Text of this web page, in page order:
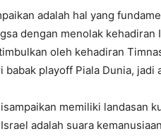
adalah hal yang
dengan menolak
oleh kehadiran
babak playoff Piala Dunia, jadi
memiliki landasan
adalah suara